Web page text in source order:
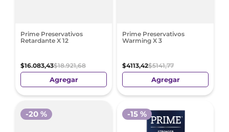
Prime Preservativos
Retardante X 12
$16.083,43$18.921,68
Agregar
Prime Preservativos
Warming X 3
$4113,42$5141,77
Agregar
-20 % -15 %